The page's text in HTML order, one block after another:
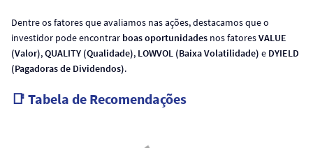
Dentre os fatores que avaliamos nas ações, destacamos que o
investidor pode encontrar boas oportunidades nos fatoresVALUE
(Valor),QUALITY (Qualidade), LOWVOL (Baixa Volatilidade) e DYIELD
(Pagadoras de Dividendos).
📑 Tabela de Recomendações